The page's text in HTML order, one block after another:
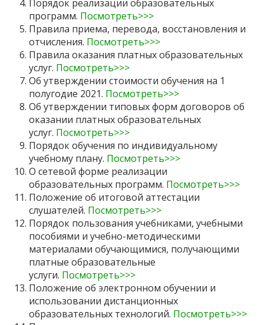
Порядок реализации образовательных
программ. Посмотреть>>>
Правила приема, перевода, восстановления и
отчисления. Посмотреть>>>
Правила оказания платных образовательных
услуг. Посмотреть>>>
Об утверждении стоимости обучения на 1
полугодие 2021. Посмотреть>>>
Об утверждении типовых форм договоров об
оказании платных образовательных
услуг. Посмотреть>>>
Порядок обучения по индивидуальному
учебному плану. Посмотреть>>>
О сетевой форме реализации
образовательных программ. Посмотреть>>>
Положение об итоговой аттестации
слушателей. Посмотреть>>>
Порядок пользования учебниками, учебными
пособиями и учебно-методическими
материалами обучающимися, получающими
платные образовательные
услуги. Посмотреть>>>
Положение об электронном обучении и
использовании дистанционных
образовательных технологий. Посмотреть>>>